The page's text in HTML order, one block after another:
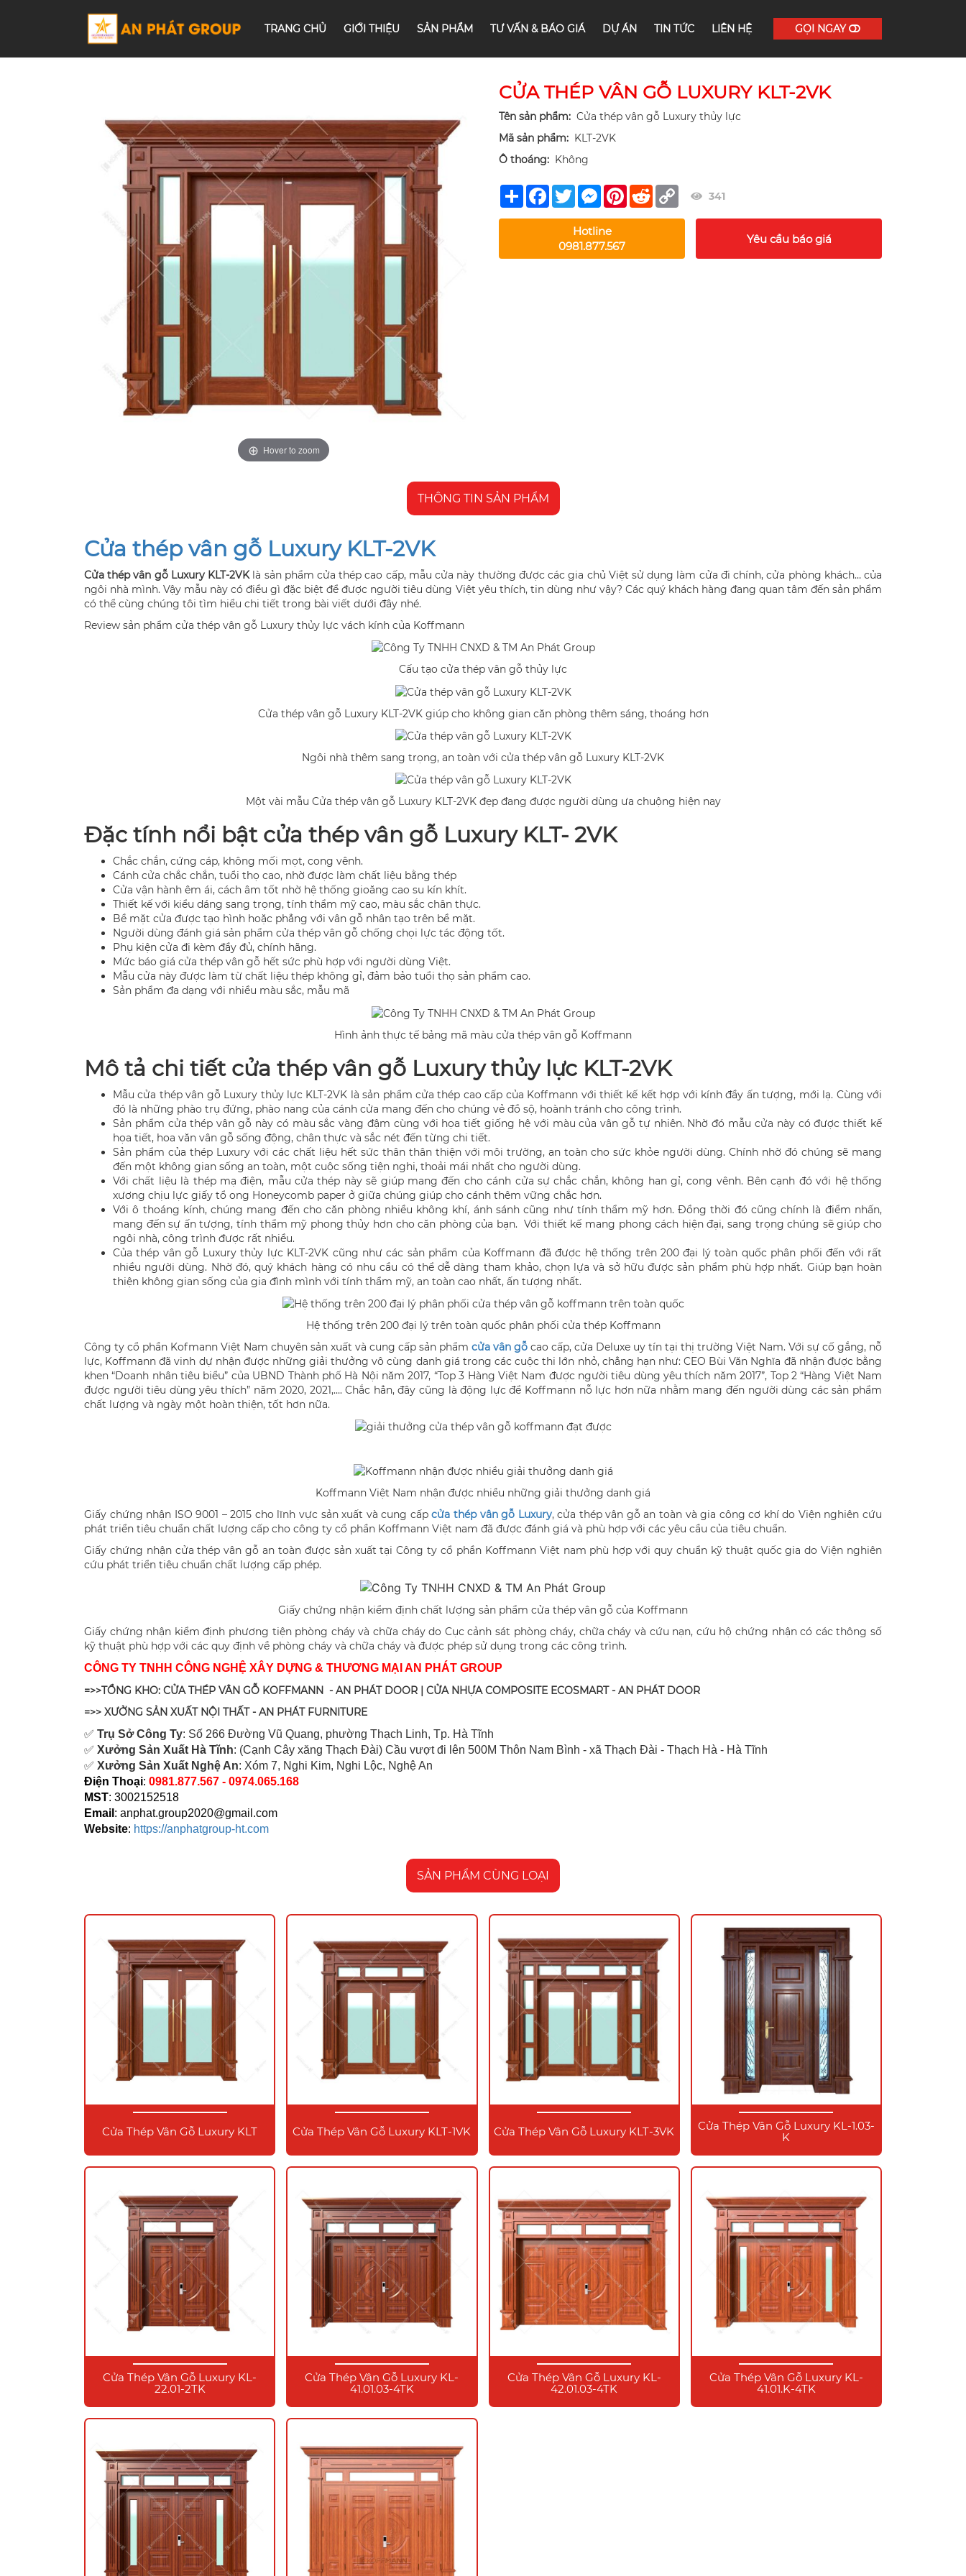
TRANG CHỦ GIỚI THIỆU SẢN PHẨM TƯ VẤN & BÁO GIÁ DỰ ÁN TIN TỨC LIÊN HỆ GỌI NGAY
Hover to zoom
CỬA THÉP VÂN GỖ LUXURY KLT-2VK
Tên sản phẩm: Cửa thép vân gỗ Luxury thủy lực
Mã sản phẩm: KLT-2VK
Ô thoáng: Không
ShareFacebook
TwitterMessenger
Pinterest
Reddit Copy
Link
341
Hotline
0981.877.567
Yêu cầu báo giá
THÔNG TIN SẢN PHẨM
Cửa thép vân gỗ Luxury KLT-2VK
Cửa thép vân gỗ Luxury KLT-2VKlà sản phẩm cửa thép cao cấp, mẫu cửa này thường được các gia chủ Việt sử dụng làm cửa đi chính, cửa phòng khách… của
ngôi nhà mình. Vậy mẫu này có điều gì đặc biệt để được người tiêu dùng Việt yêu thích, tin dùng như vậy? Các quý khách hàng đang quan tâm đến sản phẩm
có thể cùng chúng tôi tìm hiểu chi tiết trong bài viết dưới đây nhé.
Review sản phẩm cửa thép vân gỗ Luxury thủy lực vách kính của Koffmann
Cấu tạo cửa thép vân gỗ thủy lực
Cửa thép vân gỗ Luxury KLT-2VK giúp cho không gian căn phòng thêm sáng, thoáng hơn
Ngôi nhà thêm sang trọng, an toàn với cửa thép vân gỗ Luxury KLT-2VK
Một vài mẫu Cửa thép vân gỗ Luxury KLT-2VK đẹp đang được người dùng ưa chuộng hiện nay
Đặc tính nổi bật cửa thép vân gỗ Luxury KLT- 2VK
Chắc chắn, cứng cáp, không mối mọt, cong vênh.
Cánh cửa chắc chắn, tuổi thọ cao, nhờ được làm chất liệu bằng thép
Cửa vận hành êm ái, cách âm tốt nhờ hệ thống gioăng cao su kín khít.
Thiết kế với kiểu dáng sang trọng, tính thẩm mỹ cao, màu sắc chân thực.
Bề mặt cửa được tạo hình hoặc phẳng với vân gỗ nhân tạo trên bề mặt.
Người dùng đánh giá sản phẩm cửa thép vân gỗ chống chọi lực tác động tốt.
Phụ kiện cửa đi kèm đầy đủ, chính hãng.
Mức báo giá cửa thép vân gỗ hết sức phù hợp với người dùng Việt.
Mẫu cửa này được làm từ chất liệu thép không gỉ, đảm bảo tuổi thọ sản phẩm cao.
Sản phẩm đa dạng với nhiều màu sắc, mẫu mã
Hình ảnh thực tế bảng mã màu cửa thép vân gỗ Koffmann
Mô tả chi tiết cửa thép vân gỗ Luxury thủy lực KLT-2VK
Mẫu cửa thép vân gỗ Luxury thủy lực KLT-2VK là sản phẩm cửa thép cao cấp của Koffmann với thiết kế kết hợp với kính đầy ấn tượng, mới lạ. Cùng với
đó là những phào trụ đứng, phào nang của cánh cửa mang đến cho chúng vẻ đồ sộ, hoành tránh cho công trình.
Sản phẩm cửa thép vân gỗ này có màu sắc vàng đậm cùng với họa tiết giống hệ với màu của vân gỗ tự nhiên. Nhờ đó mẫu cửa này có được thiết kế
họa tiết, hoa văn vân gỗ sống động, chân thực và sắc nét đến từng chi tiết.
Sản phẩm của thép Luxury với các chất liệu hết sức thân thân thiện với môi trường, an toàn cho sức khỏe người dùng. Chính nhờ đó chúng sẽ mang
đến một không gian sống an toàn, một cuộc sống tiện nghi, thoải mái nhất cho người dùng.
Với chất liệu là thép mạ điện, mẫu cửa thép này sẽ giúp mang đến cho cánh cửa sự chắc chắn, không han gỉ, cong vênh. Bên cạnh đó với hệ thống
xương chịu lực giấy tổ ong Honeycomb paper ở giữa chúng giúp cho cánh thêm vững chắc hơn.
Với ô thoáng kính, chúng mang đến cho căn phòng nhiều không khí, ánh sánh cũng như tính thẩm mỹ hơn. Đồng thời đó cũng chính là điểm nhấn,
mang đến sự ấn tượng, tính thẩm mỹ phong thủy hơn cho căn phòng của bạn. Với thiết kế mang phong cách hiện đại, sang trọng chúng sẽ giúp cho
ngôi nhà, công trình được rất nhiều.
Của thép vân gỗ Luxury thủy lực KLT-2VK cũng như các sản phẩm của Koffmann đã được hệ thống trên 200 đại lý toàn quốc phân phối đến với rất
nhiều người dùng. Nhờ đó, quý khách hàng có nhu cầu có thể dễ dàng tham khảo, chọn lựa và sở hữu được sản phẩm phù hợp nhất. Giúp bạn hoàn
thiện không gian sống của gia đình mình với tính thẩm mỹ, an toàn cao nhất, ấn tượng nhất.
Hệ thống trên 200 đại lý trên toàn quốc phân phối cửa thép Koffmann
Công ty cổ phần Kofmann Việt Nam chuyên sản xuất và cung cấp sản phẩm cửa vân gỗ cao cấp, cửa Deluxe uy tín tại thị trường Việt Nam. Với sự cố gắng, nỗ
lực, Koffmann đã vinh dự nhận được những giải thưởng vô cùng danh giá trong các cuộc thi lớn nhỏ, chẳng hạn như: CEO Bùi Văn Nghĩa đã nhận được bằng
khen “Doanh nhân tiêu biểu” của UBND Thành phố Hà Nội năm 2017, “Top 3 Hàng Việt Nam được người tiêu dùng yêu thích năm 2017”, Top 2 “Hàng Việt Nam
được người tiêu dùng yêu thích” năm 2020, 2021,…. Chắc hẳn, đây cũng là động lực để Koffmann nỗ lực hơn nữa nhằm mang đến người dùng các sản phẩm
chất lượng và ngày một hoàn thiện, tốt hơn nữa.
Koffmann Việt Nam nhận được nhiều những giải thưởng danh giá
Giấy chứng nhận ISO 9001 – 2015 cho lĩnh vực sản xuất và cung cấpcửa thép vân gỗ Luxury, cửa thép vân gỗ an toàn và gia công cơ khí do Viện nghiên cứu
phát triển tiêu chuẩn chất lượng cấp cho công ty cổ phần Koffmann Việt nam đã được đánh giá và phù hợp với các yêu cầu của tiêu chuẩn.
Giấy chứng nhận cửa thép vân gỗ an toàn được sản xuất tại Công ty cổ phần Koffmann Việt nam phù hợp với quy chuẩn kỹ thuật quốc gia do Viện nghiên
cứu phát triển tiêu chuẩn chất lượng cấp phép.
Giấy chứng nhận kiểm định chất lượng sản phẩm cửa thép vân gỗ của Koffmann
Giấy chứng nhận kiểm định phương tiện phòng cháy và chữa cháy do Cục cảnh sát phòng cháy, chữa cháy và cứu nạn, cứu hộ chứng nhận có các thông số
kỹ thuật phù hợp với các quy định về phòng cháy và chữa cháy và được phép sử dụng trong các công trình.
CÔNG TY TNHH CÔNG NGHỆ XÂY DỰNG & THƯƠNG MẠI AN PHÁT GROUP
=>>TỔNG KHO: CỬA THÉP VÂN GỖ KOFFMANN - AN PHÁT DOOR | CỬA NHỰA COMPOSITE ECOSMART - AN PHÁT DOOR
=>> XƯỞNG SẢN XUẤT NỘI THẤT - AN PHÁT FURNITURE
✅ Trụ Sở Công Ty: Số 266 Đường Vũ Quang, phường Thạch Linh, Tp. Hà Tĩnh
✅ Xưởng Sản Xuất Hà Tĩnh: (Cạnh Cây xăng Thạch Đài) Cầu vượt đi lên 500M Thôn Nam Bình - xã Thạch Đài - Thạch Hà - Hà Tĩnh
✅ Xưởng Sản Xuất Nghệ An: Xóm 7, Nghi Kim, Nghi Lộc, Nghệ An
Điện Thoại: 0981.877.567 - 0974.065.168
MST: 3002152518
Email : anphat.group2020@gmail.com
Website: https://anphatgroup-ht.com
SẢN PHẨM CÙNG LOẠI
Cửa Thép Vân Gỗ Luxury KLT Cửa Thép Vân Gỗ Luxury KLT-1VK Cửa Thép Vân Gỗ Luxury KLT-3VK
Cửa Thép Vân Gỗ Luxury KL-1.03-
K
Cửa Thép Vân Gỗ Luxury KL-
22.01-2TK
Cửa Thép Vân Gỗ Luxury KL-
41.01.03-4TK
Cửa Thép Vân Gỗ Luxury KL-
42.01.03-4TK
Cửa Thép Vân Gỗ Luxury KL-
41.01.K-4TK